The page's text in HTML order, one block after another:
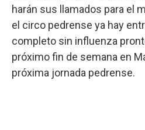
harán sus llamados para el
el circo pedrense ya hay
completo sin influenza
próximo fin de semana en
próxima jornada pedrense.